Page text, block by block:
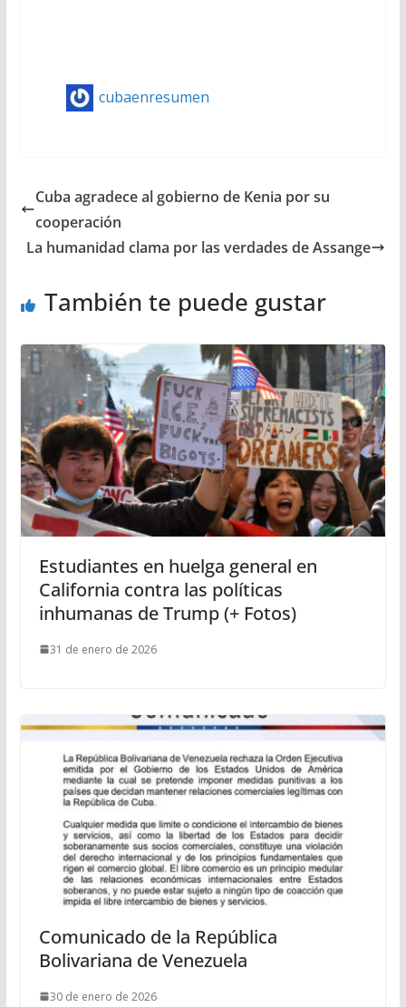
cubaenresumen
Cuba agradece al gobierno de Kenia por su
cooperación
La humanidad clama por las verdades de Assange
También te puede gustar
Estudiantes en huelga general en
California contra las políticas
inhumanas de Trump (+ Fotos)
31 de enero de 2026
Comunicado de la República
Bolivariana de Venezuela
30 de enero de 2026